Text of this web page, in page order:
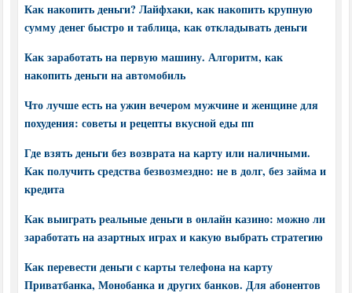
Как накопить деньги? Лайфхаки, как накопить крупную
сумму денег быстро и таблица, как откладывать деньги
Как заработать на первую машину. Алгоритм, как
накопить деньги на автомобиль
Что лучше есть на ужин вечером мужчине и женщине для
похудения: советы и рецепты вкусной еды пп
Где взять деньги без возврата на карту или наличными.
Как получить средства безвозмездно: не в долг, без займа и
кредита
Как выиграть реальные деньги в онлайн казино: можно ли
заработать на азартных играх и какую выбрать стратегию
Как перевести деньги с карты телефона на карту
Приватбанка, Монобанка и других банков. Для абонентов